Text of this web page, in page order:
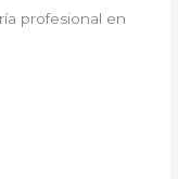
profesional en